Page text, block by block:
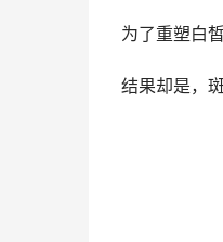
为了重塑白
结果却是，